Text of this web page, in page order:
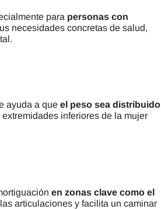
para personas con
necesidades concretas de salud,
ayuda a que el peso sea distribuido
inferiores de la mujer
en zonas clave como el
articulaciones y facilita un caminar